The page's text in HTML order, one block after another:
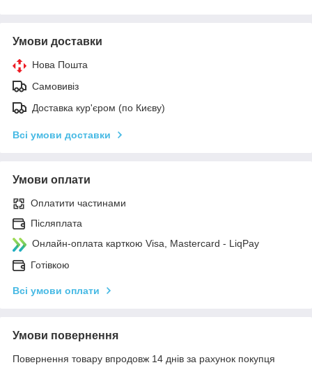
Умови доставки
Нова Пошта
Самовивіз
Доставка кур'єром (по Києву)
Всі умови доставки
Умови оплати
Оплатити частинами
Післяплата
Онлайн-оплата карткою Visa, Mastercard - LiqPay
Готівкою
Всі умови оплати
Умови повернення
Повернення товару впродовж 14 днів за рахунок покупця